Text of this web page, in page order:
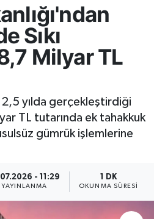
Sıkı
Milyar TL
2,5 yılda gerçekleştirdiği
TL tutarında ek tahakkuk
gümrük işlemlerine
- 11:29
YAYINLANMA
1 DK
OKUNMA SÜRESI